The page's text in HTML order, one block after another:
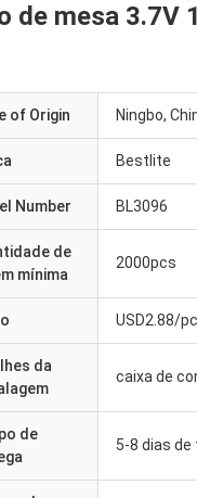
de mesa 3.7V
of Origin Ningbo,
Bestlite
Number BL3096
de
mínima
2000pcs
USD2.88/pc
da
caixa de
de
5-8 dias de